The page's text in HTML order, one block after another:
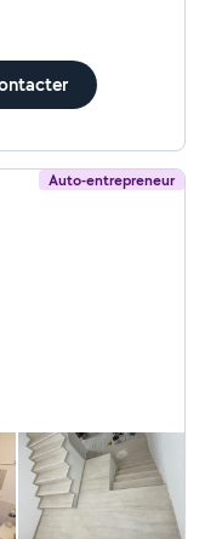
Auto-entrepreneur